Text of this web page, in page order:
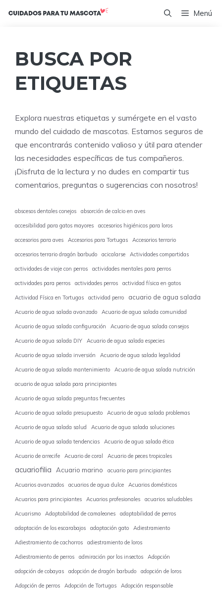
Menú
BUSCA POR
ETIQUETAS
Explora nuestras etiquetas y sumérgete en el vasto
mundo del cuidado de mascotas. Estamos seguros de
que encontrarás contenido valioso y útil para atender
las necesidades específicas de tus compañeros.
¡Disfruta de la lectura y no dudes en compartir tus
comentarios, preguntas o sugerencias con nosotros!
abscesos dentales conejos absorción de calcio en aves
accesibilidad para gatos mayores accesorios higiénicos para loros
accesorios para aves Accesorios para Tortugas Accesorios terrario
accesorios terrario dragón barbudo acicalarse Actividades compartidas
actividades de viaje con perros actividades mentales para perros
actividades para perros actividades perros actividad física en gatos
Actividad Física en Tortugas actividad perro acuario de agua salada
Acuario de agua salada avanzado Acuario de agua salada comunidad
Acuario de agua salada configuración Acuario de agua salada consejos
Acuario de agua salada DIY Acuario de agua salada especies
Acuario de agua salada inversión Acuario de agua salada legalidad
Acuario de agua salada mantenimiento Acuario de agua salada nutrición
acuario de agua salada para principiantes
Acuario de agua salada preguntas frecuentes
Acuario de agua salada presupuesto Acuario de agua salada problemas
Acuario de agua salada salud Acuario de agua salada soluciones
Acuario de agua salada tendencias Acuario de agua salada ética
Acuario de arrecife Acuario de coral Acuario de peces tropicales
acuariofilia Acuario marino acuario para principiantes
Acuarios avanzados acuarios de agua dulce Acuarios domésticos
Acuarios para principiantes Acuarios profesionales acuarios saludables
Acuarismo Adaptabilidad de camaleones adaptabilidad de perros
adaptación de los escarabajos adaptación gato Adiestramiento
Adiestramiento de cachorros adiestramiento de loros
Adiestramiento de perros admiración por los insectos Adopción
adopción de cobayas adopción de dragón barbudo adopción de loros
Adopción de perros Adopción de Tortugas Adopción responsable